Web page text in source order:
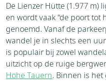
De Lienzer Hütte (1.977 m)
en wordt vaak “de poort tot
genoemd. Vanaf de
wandel je in slechts een
is populair bij zowel
uitzicht op de ruige
Hohe Tauern. Binnen is